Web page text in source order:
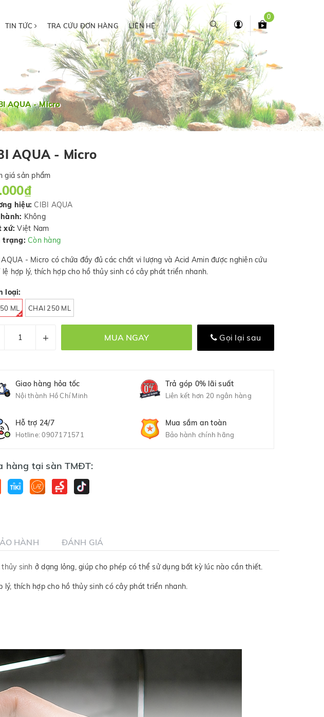
TIN TỨC TRA CỨU ĐƠN HÀNG LIÊN HỆ
0
AQUA - Micro
AQUA - Micro
giá sản phẩm
hiệu: CIBI AQUA
Không
xứ: Việt Nam
trạng: Còn hàng
- Micro có chứa đầy đủ các chất vi lượng và Acid Amin được nghiên cứu
lệ hợp lý, thích hợp cho hồ thủy sinh có cây phát triển nhanh.
loại:
ML CHAI 250 ML
+ MUA NGAY Gọi lại sau
Giao hàng hỏa tốc
Nội thành Hồ Chí Minh
Trả góp 0% lãi suất
Liên kết hơn 20 ngân hàng
Hỗ trợ 24/7
Hotline:0907171571
Mua sắm an toàn
Bảo hành chính hãng
hàng tại sàn TMĐT:
HÀNH ĐÁNH GIÁ
thủy sinh ở dạng lỏng, giúp cho phép có thể sử dụng bất kỳ lúc nào cần thiết.
thích hợp cho hồ thủy sinh có cây phát triển nhanh.